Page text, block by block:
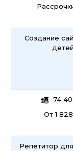
Создание
детей
74
От 1
Репетитор